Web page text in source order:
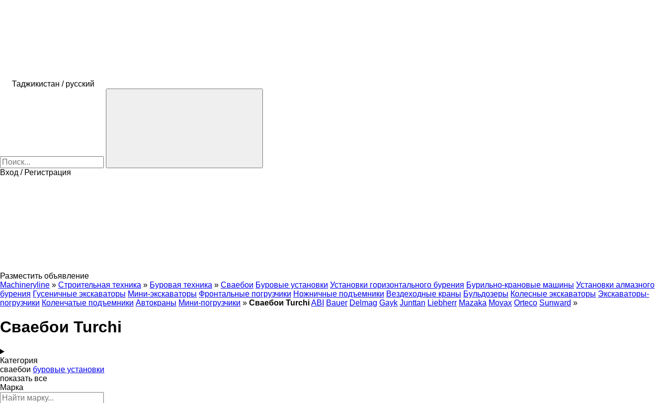
Таджикистан / русский
Вход / Регистрация
Разместить объявление
Machineryline » Строительная техника » Буровая техника » Сваебои Буровые установки Установки горизонтального бурения Бурильно-крановые машины Установки алмазного
бурения Гусеничные экскаваторы Мини-экскаваторы Фронтальные погрузчики Ножничные подъемники Вездеходные краны Бульдозеры Колесные экскаваторы Экскаваторы-
погрузчики Коленчатые подъемники Автокраны Мини-погрузчики » Сваебои TurchiABI Bauer Delmag Gayk Junttan Liebherr Mazaka Movax Orteco Sunward »
Сваебои Turchi
Категория
сваебои буровые установки
показать все
Марка